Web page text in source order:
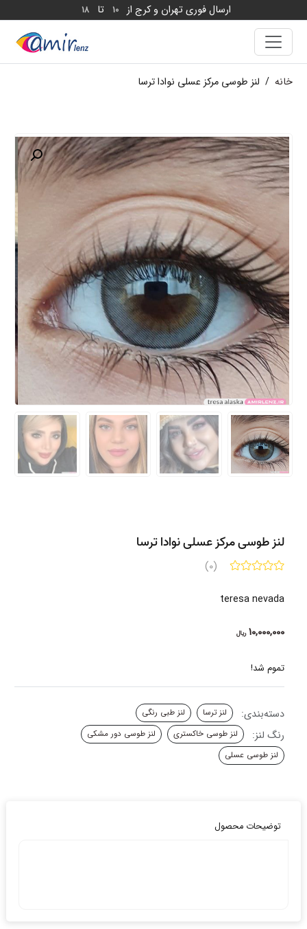
ارسال فوری تهران و کرج از 10 تا 18
خانه / لنز طوسی مرکز عسلی نوادا ترسا
لنز طوسی مرکز عسلی نوادا ترسا
(0)
teresa nevada
10,000,000 ریال
تموم شد!
دسته‌بندی: لنز ترسا لنز طبی رنگی
رنگ لنز: لنز طوسی خاکستری
لنز طوسی دور مشکی
لنز طوسی عسلی
توضیحات محصول